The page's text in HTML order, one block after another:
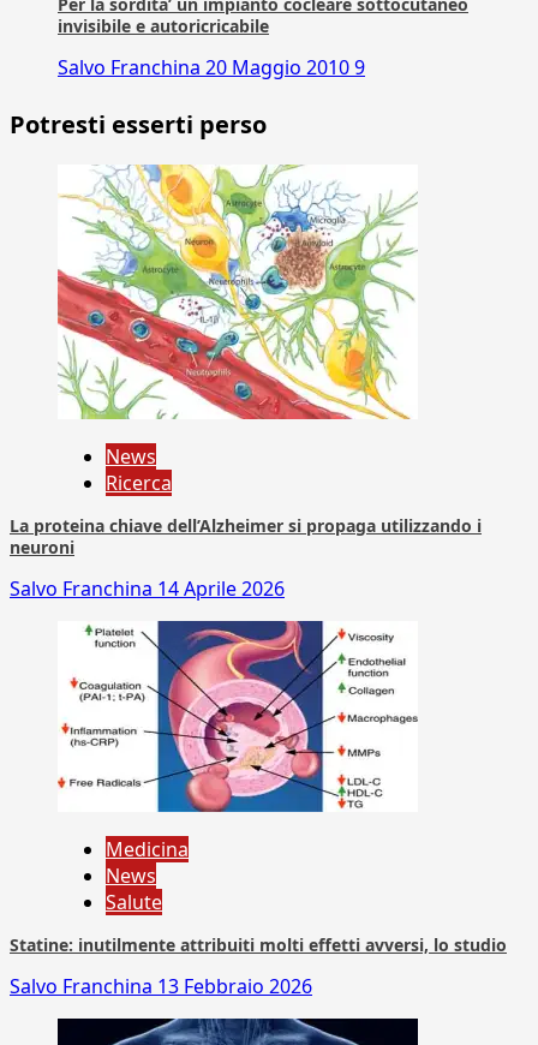
invisibile e autoricricabile
Salvo Franchina 20 Maggio 20109
Potresti esserti perso
News
Ricerca
La proteina chiave dell’Alzheimer si propaga utilizzando i
neuroni
Salvo Franchina 14 Aprile 2026
Medicina
News
Salute
Statine: inutilmente attribuiti molti effetti avversi, lo studio
Salvo Franchina 13 Febbraio 2026